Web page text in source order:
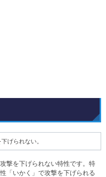
げられない。
撃を下げられない特性です。特
「いかく」で攻撃を下げられる